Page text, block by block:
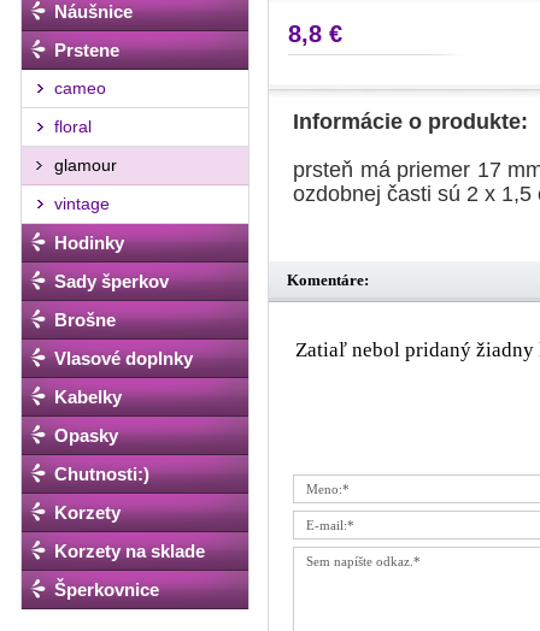
Náušnice
Prstene
cameo
floral
glamour
vintage
Hodinky
Sady šperkov
Brošne
Vlasové doplnky
Kabelky
Opasky
Chutnosti:)
Korzety
Korzety na sklade
Šperkovnice
8,8 €
Informácie o produkte:
prsteň má priemer 17
ozdobnej časti sú 2 x 1,5
Komentáre:
Zatiaľ nebol pridaný žiadny